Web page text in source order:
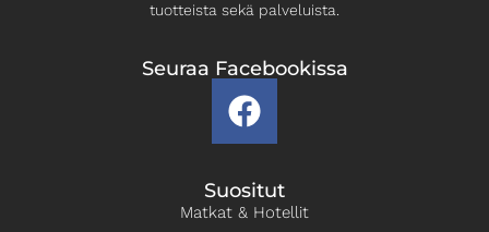
tuotteista sekä palveluista.
Seuraa Facebookissa
Suositut
Matkat & Hotellit